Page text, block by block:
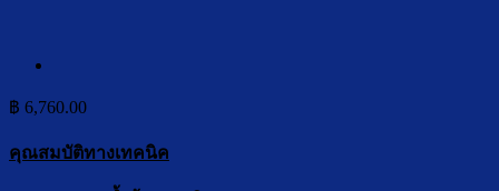
฿ 6,760.00
คุณสมบัติทางเทคนิค